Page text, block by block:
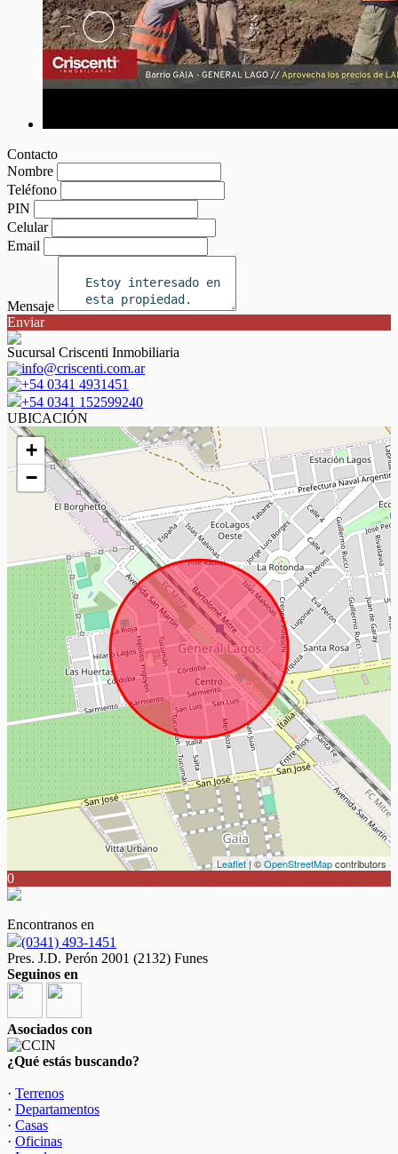
Contacto
Nombre
Teléfono
PIN
Celular
Email
Mensaje
Enviar
Sucursal Criscenti Inmobiliaria
info@criscenti.com.ar
+54 0341 4931451
+54 0341 152599240
UBICACIÓN
+
−
Leaflet| ©OpenStreetMapcontributors
0
Encontranos en
(0341) 493-1451
Pres. J.D. Perón 2001 (2132) Funes
Seguinos en
Asociados con
¿Qué estás buscando?
· Terrenos
· Departamentos
· Casas
· Oficinas